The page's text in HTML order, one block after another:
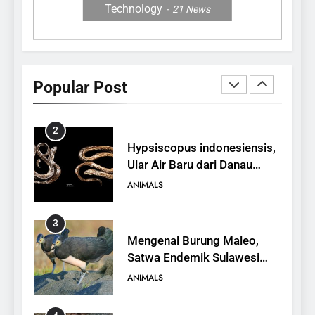
Technology 21 News
Popular Post
1
Antelope, Si Antelop
2
Hypsiscopus indonesiensis,
Ular Air Baru dari Danau
Towuti
ANIMALS
3
Mengenal Burung Maleo,
Satwa Endemik Sulawesi
yang Terancam Punah
ANIMALS